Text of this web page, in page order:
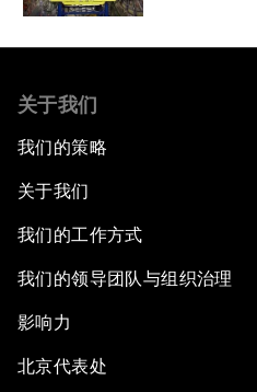
关于我们
我们的策略
关于我们
我们的工作方式
我们的领导团队与组织治理
影响力
北京代表处